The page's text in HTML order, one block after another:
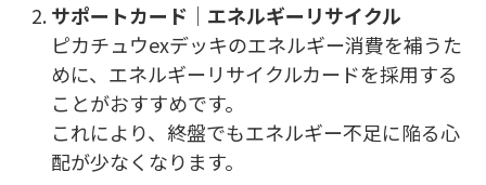
サポートカード｜エネルギーリサイクル
ピカチュウexデッキのエネルギー消費を補うた
めに、エネルギーリサイクルカードを採用する
ことがおすすめです。
これにより、終盤でもエネルギー不足に陥る心
配が少なくなります。